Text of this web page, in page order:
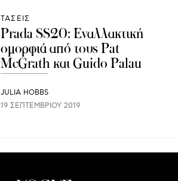
ΤΑΣΕΙΣ
Prada SS20: Εναλλακτική
ομορφιά από τους Pat
McGrath και Guido Palau
JULIA HOBBS
19 ΣΕΠΤΕΜΒΡΊΟΥ 2019